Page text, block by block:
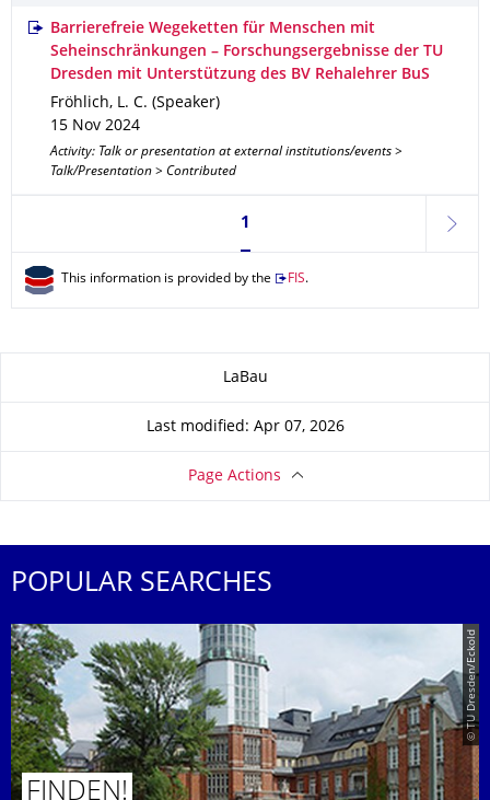
Barrierefreie Wegeketten für Menschen mit
Seheinschränkungen – Forschungsergebnisse der TU
Dresden mit Unterstützung des BV Rehalehrer BuS
Fröhlich, L. C. (Speaker)
15 Nov 2024
Activity: Talk or presentation at external institutions/events >
Talk/Presentation > Contributed
Currently on page 1
1
next
This information is provided by the FIS.
LaBau
Last modified: Apr 07, 2026
Page Actions
POPULAR SEARCHES
© TU Dresden/Eckold
FINDEN!